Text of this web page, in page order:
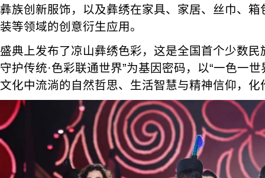
彝族创新服饰，以及彝绣在家具、家居、丝巾、
装等领域的创意衍生应用。
盛典上发布了凉山彝绣色彩，这是全国首个少数民
守护传统·色彩联通世界”为基因密码，以“一色一
文化中流淌的自然哲思、生活智慧与精神信仰，